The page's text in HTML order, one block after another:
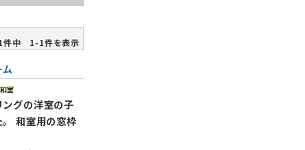
件中 1-1件を表示
室
グの洋室の子
和室用の窓枠